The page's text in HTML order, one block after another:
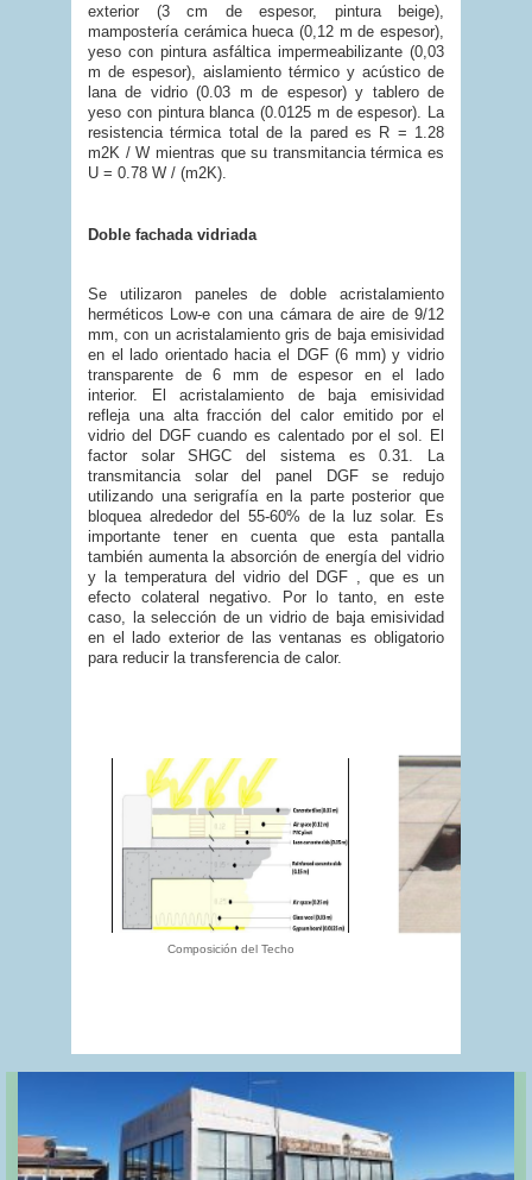
exterior (3 cm de espesor, pintura beige),
mampostería cerámica hueca (0,12 m de espesor),
yeso con pintura asfáltica impermeabilizante (0,03
m de espesor), aislamiento térmico y acústico de
lana de vidrio (0.03 m de espesor) y tablero de
yeso con pintura blanca (0.0125 m de espesor). La
resistencia térmica total de la pared es R = 1.28
m2K / W mientras que su transmitancia térmica es
U = 0.78 W / (m2K).
Doble fachada vidriada
Se utilizaron paneles de doble acristalamiento
herméticos Low-e con una cámara de aire de 9/12
mm, con un acristalamiento gris de baja emisividad
en el lado orientado hacia el DGF (6 mm) y vidrio
transparente de 6 mm de espesor en el lado
interior. El acristalamiento de baja emisividad
refleja una alta fracción del calor emitido por el
vidrio del DGF cuando es calentado por el sol. El
factor solar SHGC del sistema es 0.31. La
transmitancia solar del panel DGF se redujo
utilizando una serigrafía en la parte posterior que
bloquea alrededor del 55-60% de la luz solar. Es
importante tener en cuenta que esta pantalla
también aumenta la absorción de energía del vidrio
y la temperatura del vidrio del DGF , que es un
efecto colateral negativo. Por lo tanto, en este
caso, la selección de un vidrio de baja emisividad
en el lado exterior de las ventanas es obligatorio
para reducir la transferencia de calor.
Composición del Techo